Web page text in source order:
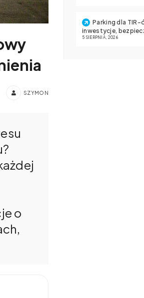
SZYMON
o
Parking dla TIR-
inwestycje,
5 SIERPNIA, 2026